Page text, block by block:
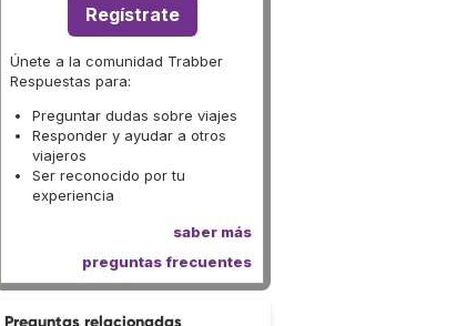
Regístrate
Únete a la comunidad Trabber
Respuestas para:
Preguntar dudas sobre viajes
Responder y ayudar a otros
viajeros
Ser reconocido por tu
experiencia
saber más
preguntas frecuentes
Preguntas relacionadas